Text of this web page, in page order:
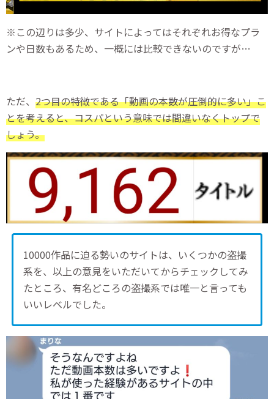
※この辺りは多少、サイトによってはそれぞれお得なプラ
ンや日数もあるため、一概には比較できないのですが…
ただ、 2つ目の特徴である「動画の本数が圧倒的に多い」こ
とを考えると、コスパという意味では間違いなくトップで
しょう。
10000作品に迫る勢いのサイトは、いくつかの盗撮
系を、以上の意見をいただいてからチェックしてみ
たところ、有名どころの盗撮系では唯一と言っても
いいレベルでした。